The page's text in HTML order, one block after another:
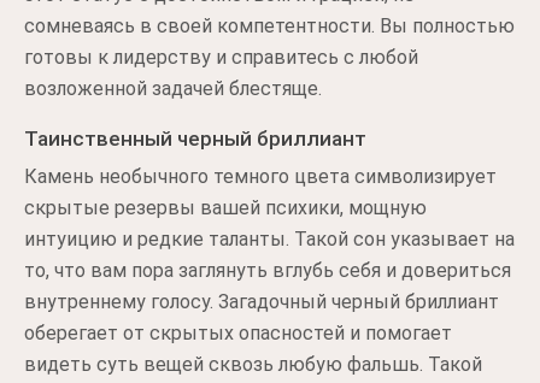
сомневаясь в своей компетентности. Вы полностью
готовы к лидерству и справитесь с любой
возложенной задачей блестяще.
Таинственный черный бриллиант
Камень необычного темного цвета символизирует
скрытые резервы вашей психики, мощную
интуицию и редкие таланты. Такой сон указывает на
то, что вам пора заглянуть вглубь себя и довериться
внутреннему голосу. Загадочный черный бриллиант
оберегает от скрытых опасностей и помогает
видеть суть вещей сквозь любую фальшь. Такой